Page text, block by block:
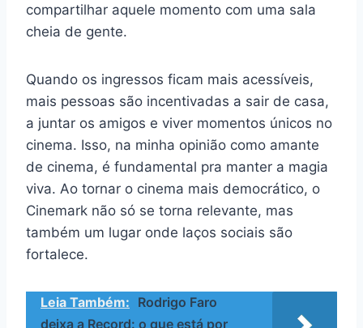
compartilhar aquele momento com uma sala
cheia de gente.
Quando os ingressos ficam mais acessíveis,
mais pessoas são incentivadas a sair de casa,
a juntar os amigos e viver momentos únicos no
cinema. Isso, na minha opinião como amante
de cinema, é fundamental pra manter a magia
viva. Ao tornar o cinema mais democrático, o
Cinemark não só se torna relevante, mas
também um lugar onde laços sociais são
fortalece.
Leia Também: Rodrigo Faro
deixa a Record: o que está por